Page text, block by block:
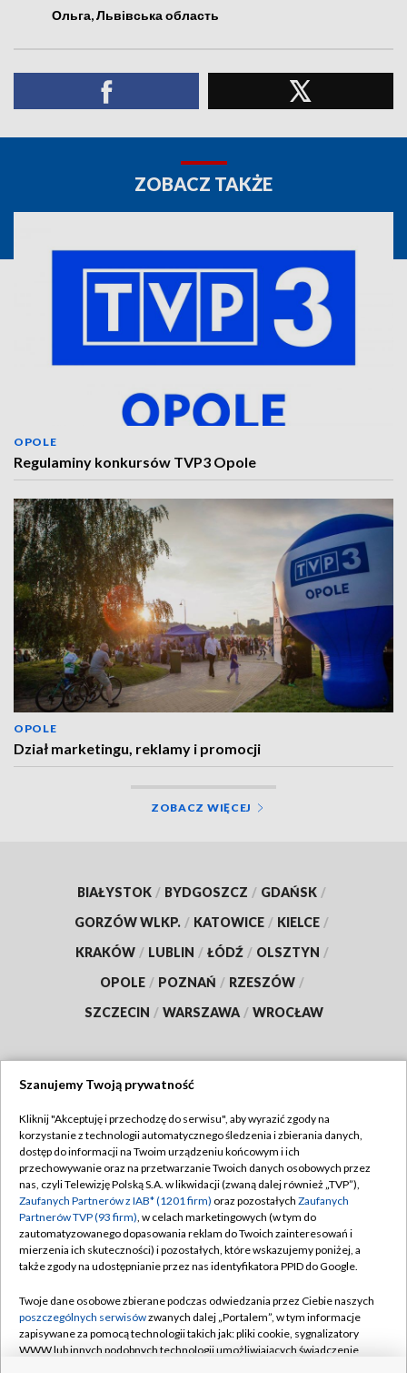
Ольга, Львівська область
ZOBACZ TAKŻE
OPOLE
Regulaminy konkursów TVP3 Opole
OPOLE
Dział marketingu, reklamy i promocji
ZOBACZ WIĘCEJ
BIAŁYSTOK / BYDGOSZCZ / GDAŃSK /
GORZÓW WLKP. / KATOWICE / KIELCE /
KRAKÓW / LUBLIN / ŁÓDŹ / OLSZTYN /
OPOLE / POZNAŃ / RZESZÓW /
SZCZECIN / WARSZAWA / WROCŁAW
TVP
Abonament TVP
Emisja w TVP
Centrum informacji TVP
Naziemna Telewizja Cyfrowa
Rada Programowa
System NOS
Regulamin TVP
Polityka prywatności
Moje zgody
Pomoc
Kontakt
Szanujemy Twoją prywatność
Kliknij "Akceptuję i przechodzę do serwisu", aby wyrazić zgody na
korzystanie z technologii automatycznego śledzenia i zbierania danych,
dostęp do informacji na Twoim urządzeniu końcowym i ich
przechowywanie oraz na przetwarzanie Twoich danych osobowych przez
nas, czyli Telewizję Polską S.A. w likwidacji (zwaną dalej również „TVP”),
Zaufanych Partnerów z IAB* (1201 firm) oraz pozostałych Zaufanych
Partnerów TVP (93 firm), w celach marketingowych (w tym do
zautomatyzowanego dopasowania reklam do Twoich zainteresowań i
mierzenia ich skuteczności) i pozostałych, które wskazujemy poniżej, a
także zgody na udostępnianie przez nas identyfikatora PPID do Google.
Twoje dane osobowe zbierane podczas odwiedzania przez Ciebie naszych
poszczególnych serwisówzwanych dalej „Portalem”, w tym informacje
zapisywane za pomocą technologii takich jak: pliki cookie, sygnalizatory
WWW lub innych podobnych technologii umożliwiających świadczenie